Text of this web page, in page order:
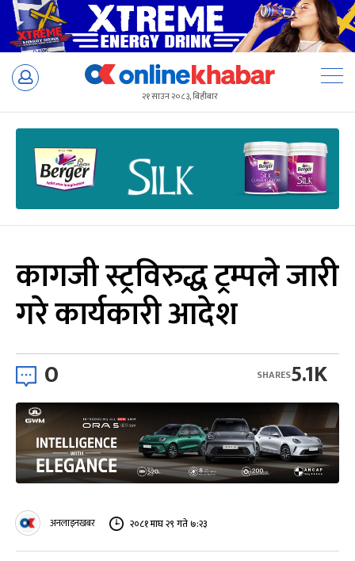
Skip
२१ साउन २०८३, बिहीबार
कागजी स्ट्रविरुद्ध ट्रम्पले जारी
गरे कार्यकारी आदेश
0 5.1K
SHARES
अनलाइनखबर २०८१ माघ २९ गते ७:२३